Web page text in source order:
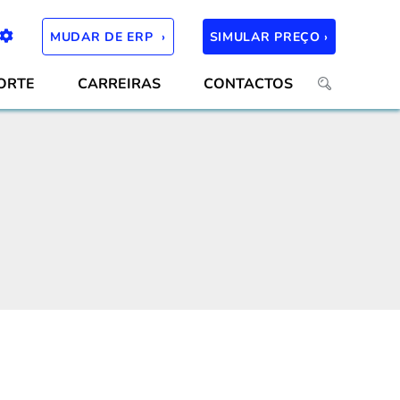
MUDAR DE ERP › SIMULAR PREÇO ›
CARREIRAS CONTACTOS